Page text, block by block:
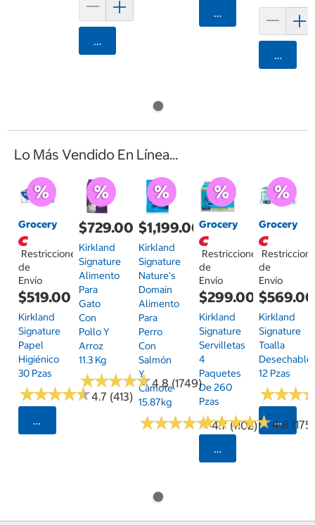
Agregar
Agregar
Lo Más Vendido En Línea...
Grocery
Restricciones
de
Envío
$519.00
Kirkland
Signature
Papel
Higiénico
30 Pzas
★★★★★
★★★★★4.7 (413)
Seleccionar Código Postal
$729.00
Kirkland
Signature
Alimento
Para
Gato
Con
Pollo Y
Arroz
11.3 Kg
★★★★★
★★★★★4.8 (1749)
$1,199.00
Kirkland
Signature
Nature's
Domain
Alimento
Para
Perro
Con
Salmón
Y
Camote
15.87kg
★★★★★
★★★★★4.7 (1102)
Grocery
Restricciones
de
Envío
$299.00
Kirkland
Signature
Servilletas
4
Paquetes
De 260
Pzas
★★★★★
★★★★★4.8 (175)
Seleccionar
Grocery
de
Envío
$569.00
Kirkland
Signature
Toalla
Desechable
12 Pzas
★★★
★★★